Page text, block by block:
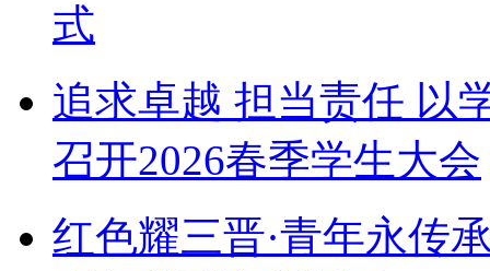
式
追求卓越 担当责任
召开2026春季学生大会
红色耀三晋·青年永